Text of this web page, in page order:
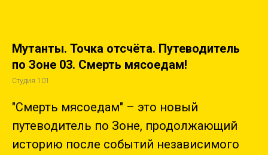
Мутанты. Точка отсчёта. Путеводитель
по Зоне 03. Смерть мясоедам!
Студия 101
"Смерть мясоедам" – это новый
путеводитель по Зоне, продолжающий
историю после событий независимого